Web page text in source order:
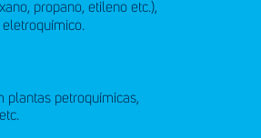
propano, etileno etc.),
eletroquímico.
plantas petroquímicas,